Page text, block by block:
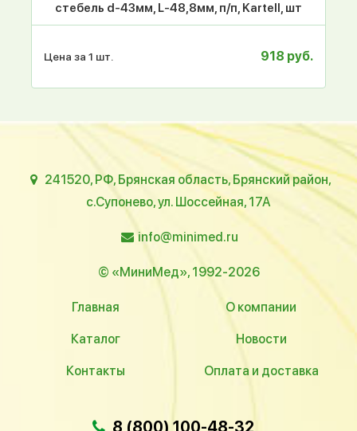
стебель d-43мм, L-48,8мм, п/п, Kartell, шт
Цена за 1 шт. 918 руб.
241520, РФ, Брянская область, Брянский район,
с.Супонево, ул. Шоссейная, 17А
info@minimed.ru
© «МиниМед», 1992-2026
Главная О компании
Каталог Новости
Контакты Оплата и доставка
8 (800) 100-48-32